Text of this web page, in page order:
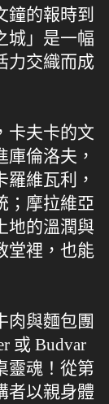
鐘的報時到
城」是一幅
力交織而成
卡夫卡的文
倫洛夫，
維瓦利，
；摩拉維亞
地的溫潤與
堂裡，也能
肉與麵包團
或 Budvar
靈魂！從第
者以親身體